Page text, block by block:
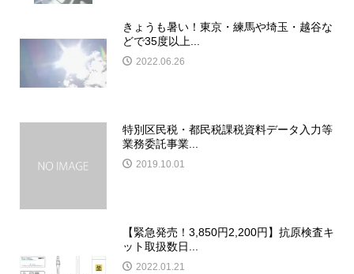
きょうも暑い！東京・練馬や埼玉・越谷な
どで35度以上...
2022.06.26
特別区民税・都民税課税資料データ入力等
業務委託事業...
2019.10.01
【緊急発売！3,850円2,200円】抗原検査キ
ット取扱数日...
2022.01.21